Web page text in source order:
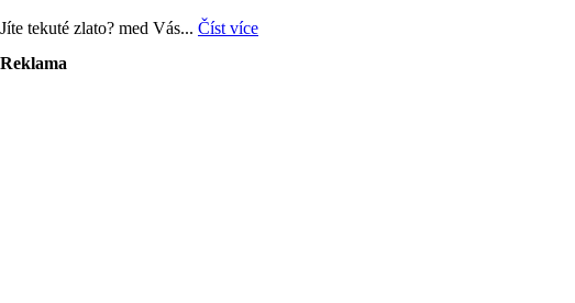
Jíte tekuté zlato? med Vás... Číst více
Reklama